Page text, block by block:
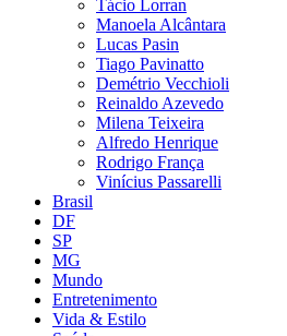
Tácio Lorran
Manoela Alcântara
Lucas Pasin
Tiago Pavinatto
Demétrio Vecchioli
Reinaldo Azevedo
Milena Teixeira
Alfredo Henrique
Rodrigo França
Vinícius Passarelli
Brasil
DF
SP
MG
Mundo
Entretenimento
Vida & Estilo